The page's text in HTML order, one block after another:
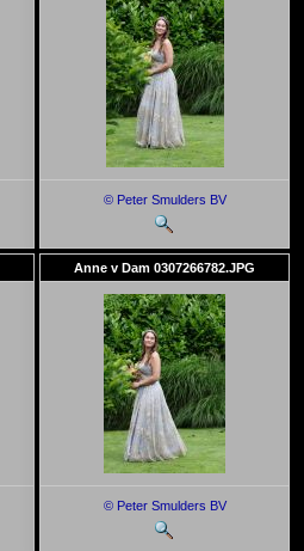
© Peter Smulders BV
Anne v Dam 0307266782.JPG
© Peter Smulders BV